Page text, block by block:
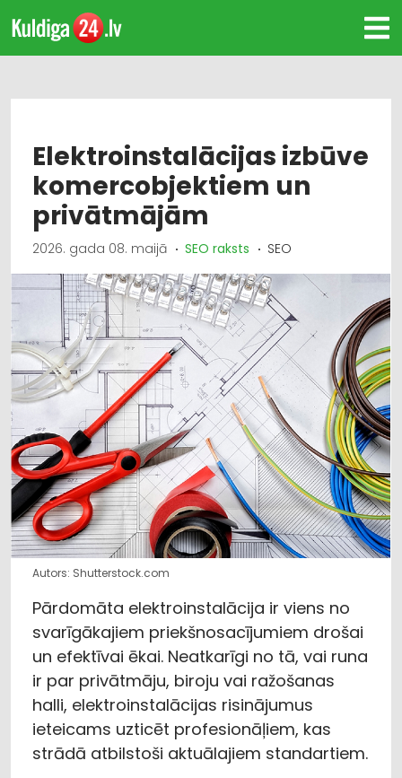
Elektroinstalācijas izbūve
komercobjektiem un
privātmājām
2026. gada 08. maijā SEO raksts SEO
Autors: Shutterstock.com
Pārdomāta elektroinstalācija ir viens no
svarīgākajiem priekšnosacījumiem drošai
un efektīvai ēkai. Neatkarīgi no tā, vai runa
ir par privātmāju, biroju vai ražošanas
halli, elektroinstalācijas risinājumus
ieteicams uzticēt profesionāļiem, kas
strādā atbilstoši aktuālajiem standartiem.